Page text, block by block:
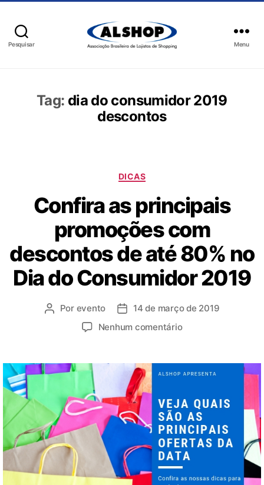
Pesquisar Menu
Tag: dia do consumidor 2019
descontos
DICAS
Confira as principais
promoções com
descontos de até 80% no
Dia do Consumidor 2019
Por evento
14 de março de 2019
Nenhum comentário